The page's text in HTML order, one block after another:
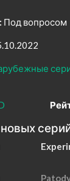
Под вопросом